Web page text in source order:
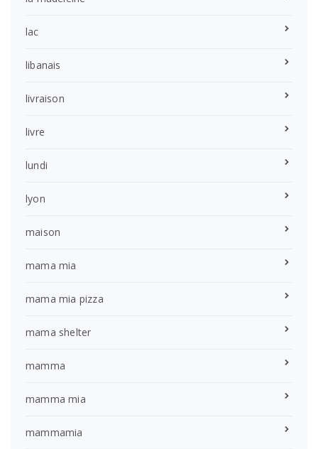
lac
libanais
livraison
livre
lundi
lyon
maison
mama mia
mama mia pizza
mama shelter
mamma
mamma mia
mammamia